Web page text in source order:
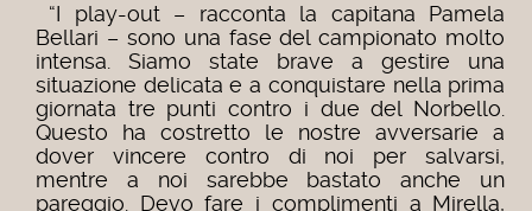
“I play-out – racconta la capitana Pamela
Bellari – sono una fase del campionato molto
intensa. Siamo state brave a gestire una
situazione delicata e a conquistare nella prima
giornata tre punti contro i due del Norbello.
Questo ha costretto le nostre avversarie a
dover vincere contro di noi per salvarsi,
mentre a noi sarebbe bastato anche un
pareggio. Devo fare i complimenti a Mirella,